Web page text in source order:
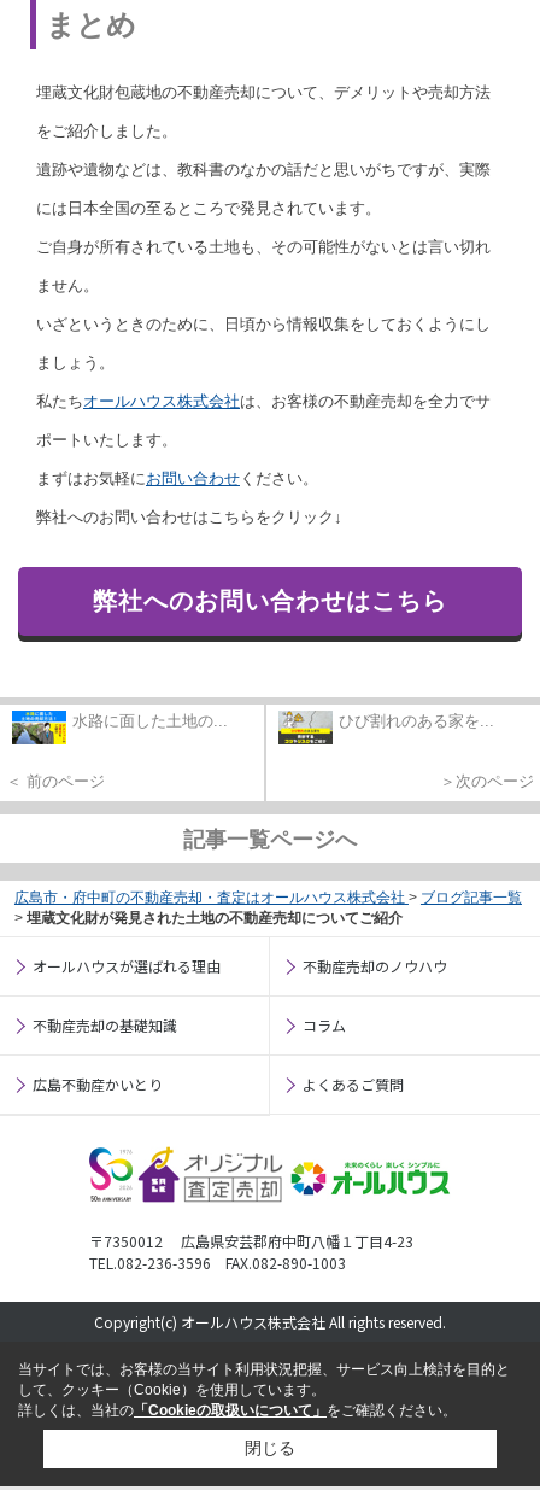
まとめ
埋蔵文化財包蔵地の不動産売却について、デメリットや売却方法
をご紹介しました。
遺跡や遺物などは、教科書のなかの話だと思いがちですが、実際
には日本全国の至るところで発見されています。
ご自身が所有されている土地も、その可能性がないとは言い切れ
ません。
いざというときのために、日頃から情報収集をしておくようにし
ましょう。
私たちオールハウス株式会社は、お客様の不動産売却を全力でサ
ポートいたします。
まずはお気軽に お問い合わせ ください。
弊社へのお問い合わせはこちらをクリック↓
弊社へのお問い合わせはこちら
水路に面した土地の...
＜ 前のページ
ひび割れのある家を...
＞次のページ
記事一覧ページへ
広島市・府中町の不動産売却・査定はオールハウス株式会社 > ブログ記事一覧
> 埋蔵文化財が発見された土地の不動産売却についてご紹介
オールハウスが選ばれる理由 不動産売却のノウハウ
不動産売却の基礎知識 コラム
広島不動産かいとり よくあるご質問
〒7350012 広島県安芸郡府中町八幡１丁目4-23
TEL.082-236-3596 FAX.082-890-1003
Copyright(c) オールハウス株式会社 All rights reserved.
当サイトでは、お客様の当サイト利用状況把握、サービス向上検討を目的と
して、クッキー（Cookie）を使用しています。
詳しくは、当社の 「Cookieの取扱いについて」 をご確認ください。
閉じる